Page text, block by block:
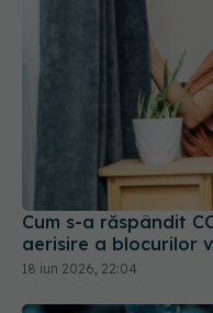
Cum s-a răspândit
aerisire a blocurilor
18 iun 2026, 22:04